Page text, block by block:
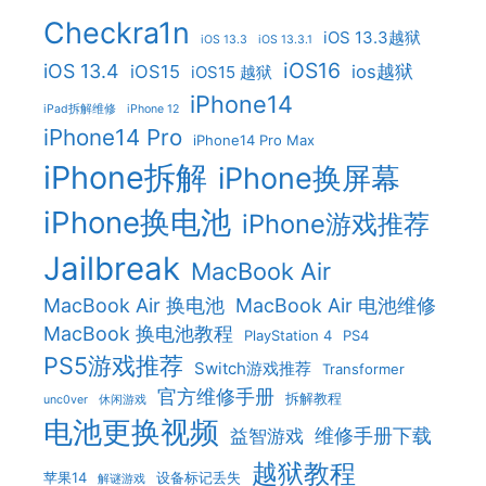
Checkra1n iOS 13.3 iOS 13.3.1 iOS 13.3越狱
iOS 13.4 iOS15 iOS15 越狱 iOS16 ios越狱
iPad拆解维修 iPhone 12 iPhone14
iPhone14 Pro iPhone14 Pro Max
iPhone拆解 iPhone换屏幕
iPhone换电池 iPhone游戏推荐
Jailbreak MacBook Air
MacBook Air 换电池 MacBook Air 电池维修
MacBook 换电池教程
PlayStation 4 PS4
PS5游戏推荐 Switch游戏推荐 Transformer
unc0ver 休闲游戏 官方维修手册 拆解教程
电池更换视频 益智游戏 维修手册下载
苹果14 解谜游戏 设备标记丢失 越狱教程